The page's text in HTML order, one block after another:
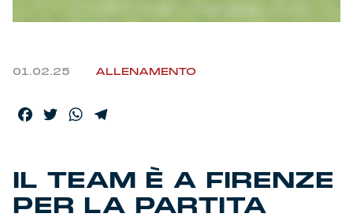
01.02.25 ALLENAMENTO
Facebook
TwitterWhatsApp
IL TEAM È A FIRENZE
PER LA PARTITA